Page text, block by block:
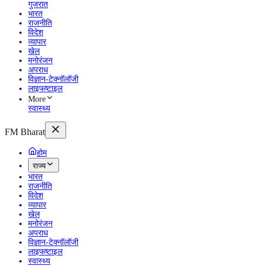
गुजरात
भारत
राजनीति
विदेश
व्यापार
खेल
मनोरंजन
अपराध
विज्ञान-टेक्नॉलॉजी
लाइफष्टाइल
More
स्वास्थ्य
FM Bharat
होम
राज्य
भारत
राजनीति
विदेश
व्यापार
खेल
मनोरंजन
अपराध
विज्ञान-टेक्नॉलॉजी
लाइफष्टाइल
स्वास्थ्य